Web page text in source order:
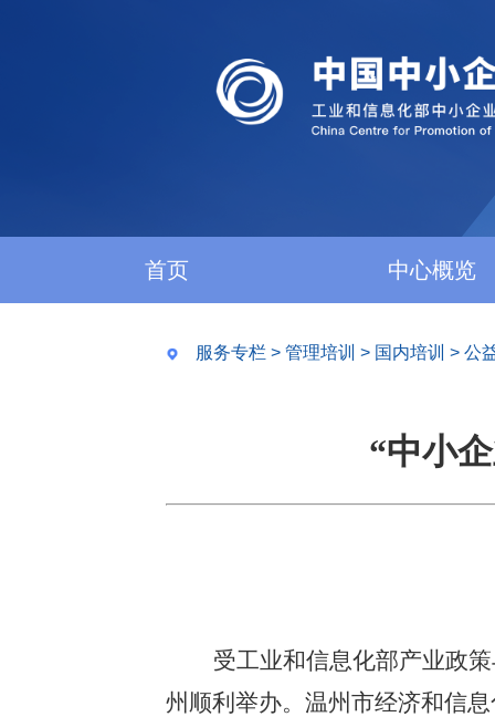
首页 中心概览
服务专栏 > 管理培训 > 国内培训 > 公
“中小
受工业和信息化部产业政
州顺利举办。温州市经济和信